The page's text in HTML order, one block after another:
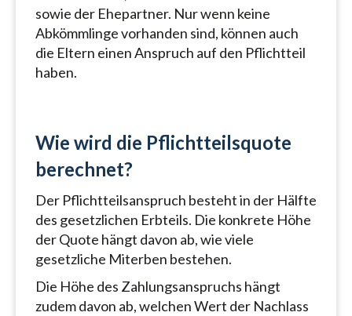
sowie der Ehepartner. Nur wenn keine
Abkömmlinge vorhanden sind, können auch
die Eltern einen Anspruch auf den Pflichtteil
haben.
Wie wird die Pflichtteilsquote
berechnet?
Der Pflichtteilsanspruch besteht in der Hälfte
des gesetzlichen Erbteils. Die konkrete Höhe
der Quote hängt davon ab, wie viele
gesetzliche Miterben bestehen.
Die Höhe des Zahlungsanspruchs hängt
zudem davon ab, welchen Wert der Nachlass